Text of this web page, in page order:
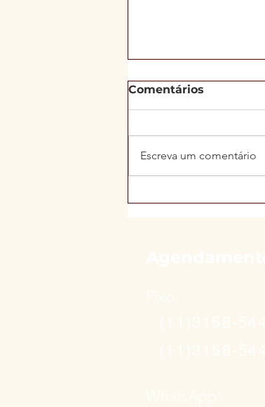
Comentários
Escreva um comentário